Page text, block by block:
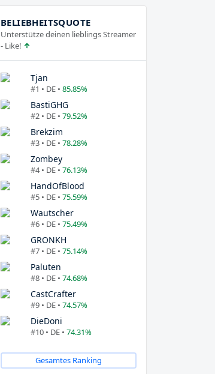
BELIEBHEITSQUOTE
Unterstütze deinen lieblings Streamer
- Like!
Tjan
#1 • DE • 85.85%
BastiGHG
#2 • DE • 79.52%
Brekzim
#3 • DE • 78.28%
Zombey
#4 • DE • 76.13%
HandOfBlood
#5 • DE • 75.59%
Wautscher
#6 • DE • 75.49%
GRONKH
#7 • DE • 75.14%
Paluten
#8 • DE • 74.68%
CastCrafter
#9 • DE • 74.57%
DieDoni
#10 • DE • 74.31%
Gesamtes Ranking